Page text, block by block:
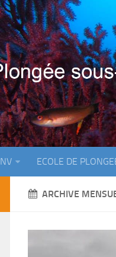
ECOLE DE
ARCHIVE